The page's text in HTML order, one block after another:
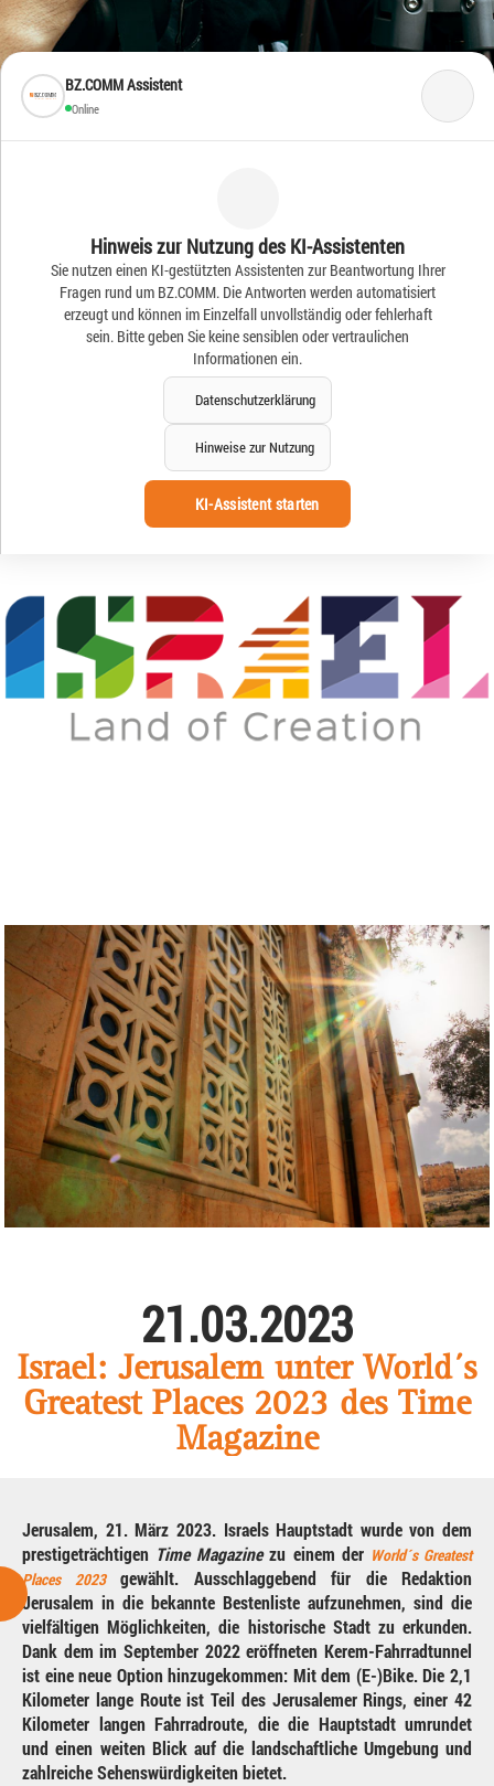
BZ.COMM Assistent
Online
Hinweis zur Nutzung des KI-Assistenten
Sie nutzen einen KI-gestützten Assistenten zur Beantwortung Ihrer
Fragen rund um BZ.COMM. Die Antworten werden automatisiert
erzeugt und können im Einzelfall unvollständig oder fehlerhaft
sein. Bitte geben Sie keine sensiblen oder vertraulichen
Informationen ein.
Datenschutzerklärung
Hinweise zur Nutzung
KI-Assistent starten
Frische Ideen – Frische
News
21.03.2023
Israel: Jerusalem unter World´s
Greatest Places 2023 des Time
Magazine
Jerusalem, 21. März 2023. Israels Hauptstadt wurde von dem
prestigeträchtigen Time Magazinezu einem der World´s Greatest
Places 2023gewählt. Ausschlaggebend für die Redaktion
Jerusalem in die bekannte Bestenliste aufzunehmen, sind die
vielfältigen Möglichkeiten, die historische Stadt zu erkunden.
Dank dem im September 2022 eröffneten Kerem-Fahrradtunnel
ist eine neue Option hinzugekommen: Mit dem (E-)Bike. Die 2,1
Kilometer lange Route ist Teil des Jerusalemer Rings, einer 42
Kilometer langen Fahrradroute, die die Hauptstadt umrundet
und einen weiten Blick auf die landschaftliche Umgebung und
zahlreiche Sehenswürdigkeiten bietet.